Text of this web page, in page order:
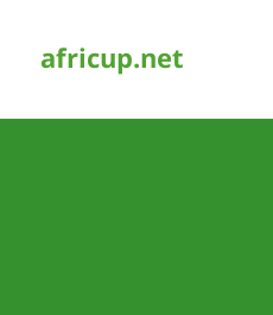
africup.net